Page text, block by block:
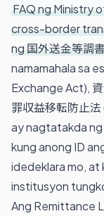
FAQ ng Ministry
cross-border
ng 国外送金等調
namamahala sa
Exchange Act),
罪収益移転防止
ay nagtatakda
kung anong ID
idedeklara mo, at
institusyon
Ang Remittance